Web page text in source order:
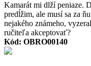
Kamarát mi dlží peniaze.
predĺžim, ale musí sa za
nejakého známeho,
ručiteľa akceptovať?
Kód: OBRO00140